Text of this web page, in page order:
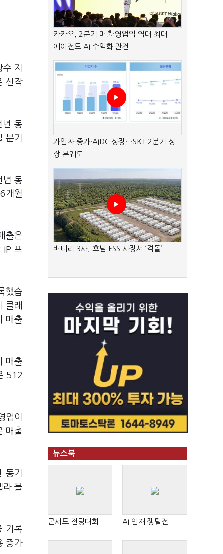
지
신작
년 동
기
년 동
개월
출은
IP 프
했습
클래
매출
매출
512
업이
매출
동기
라 블
기록
증가
카카오, 2분기 매출·영업익 역대 최대…
에이전트 AI 수익화 관건
가입자 증가·AIDC 성장…SKT 2분기 성
장 본궤도
배터리 3사, 호남 ESS 시장서 ‘격돌’
뉴스북
콘서트 전당대회 AI 인재 쟁탈전